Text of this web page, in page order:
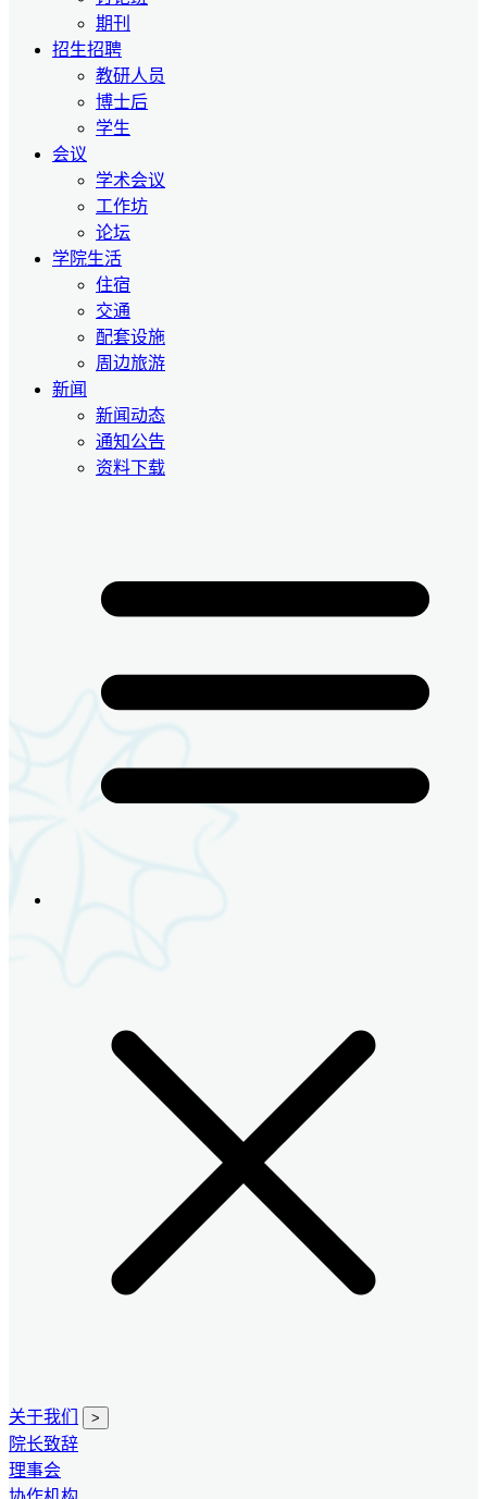
期刊
招生招聘
教研人员
博士后
学生
会议
学术会议
工作坊
论坛
学院生活
住宿
交通
配套设施
周边旅游
新闻
新闻动态
通知公告
资料下载
关于我们 >
院长致辞
理事会